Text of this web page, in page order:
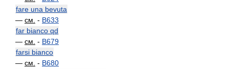
fare una bevuta
— см. - B633
far bianco qd
— см. - B679
farsi bianco
— см. - B680